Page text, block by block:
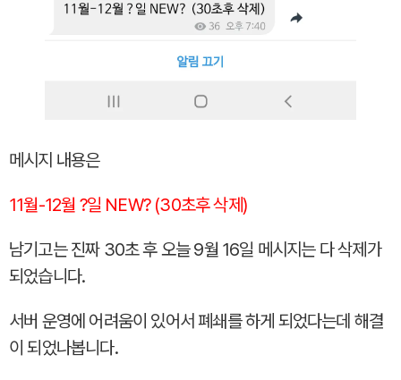
메시지 내용은
11월-12월 ?일 NEW? (30초후 삭제)
남기고는 진짜 30초 후 오늘 9월 16일 메시지는 다 삭제가
되었습니다.
서버 운영에 어려움이 있어서 폐쇄를 하게 되었다는데 해결
이 되었나봅니다.